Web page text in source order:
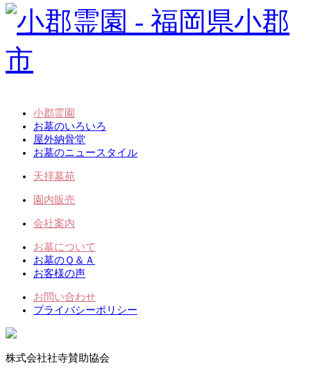
小郡霊園
お墓のいろいろ
屋外納骨堂
お墓のニュースタイル
天拝墓苑
園内販売
会社案内
お墓について
お墓のＱ＆Ａ
お客様の声
お問い合わせ
プライバシーポリシー
株式会社社寺賛助協会